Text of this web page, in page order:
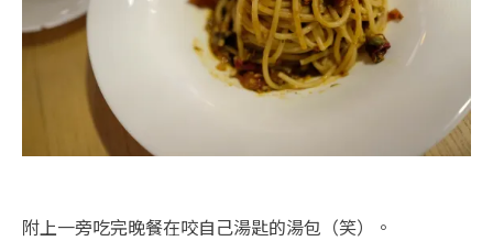
附上一旁吃完晚餐在咬自己湯匙的湯包（笑）。